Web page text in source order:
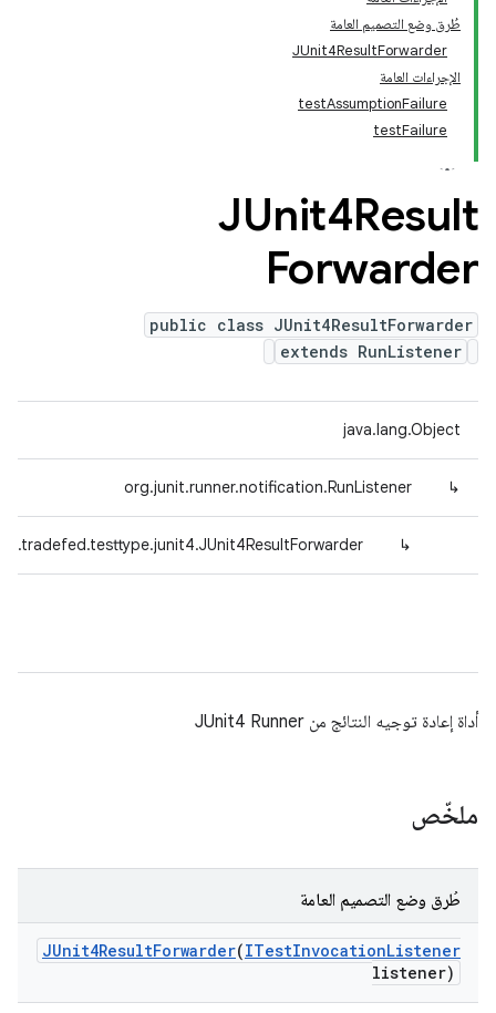
طُرق وضع التصميم العامة
JUnit4ResultForwarder
الإجراءات العامة
testAssumptionFailure
testFailure
JUnit4Result
Forwarder
public class JUnit4ResultForwarder
extends RunListener
java.lang.Object
↳
org.junit.runner.notification.RunListener
↳
أداة إعادة توجيه النتائج من JUnit4 Runner
ملخّص
طُرق وضع التصميم العامة
JUnit4ResultForwarder(ITestInvocationListener
listener)